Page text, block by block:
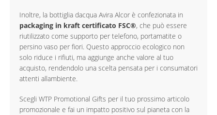
Inoltre, la bottiglia dacqua Avira Alcor è confezionata in
packaging in kraft certificato FSC®, che può essere
riutilizzato come supporto per telefono, portamatite o
persino vaso per fiori. Questo approccio ecologico non
solo riduce i rifiuti, ma aggiunge anche valore al tuo
acquisto, rendendolo una scelta pensata per i consumatori
attenti allambiente.
Scegli WTP Promotional Gifts per il tuo prossimo articolo
promozionale e fai un impatto positivo sul pianeta con la